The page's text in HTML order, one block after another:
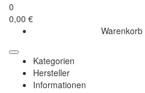
0
0,00 €
Kategorien
Hersteller
Informationen